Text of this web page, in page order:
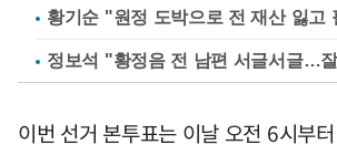
황기순 "원정 도박으로 전 재산 잃고
정보석 "황정음 전 남편 서글서글…
이번 선거 본투표는 이날 오전 6시부